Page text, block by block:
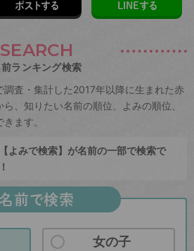
ポストする LINEする
SEARCH
ランキング検索
査・集計した2017年以降に生まれた赤
、知りたい名前の順位、よみの順位、
ます。
よみで検索】が名前の一部で検索で
名前で検索
女の子